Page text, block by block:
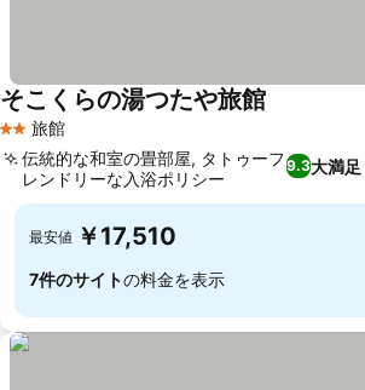
2 ホテルのランク
旅館
そこくらの湯つたや旅館
9.3大満足
伝統的な和室の畳部屋, タトゥーフ
レンドリーな入浴ポリシー
最安値 ￥17,510
7件のサイトの料金を表示